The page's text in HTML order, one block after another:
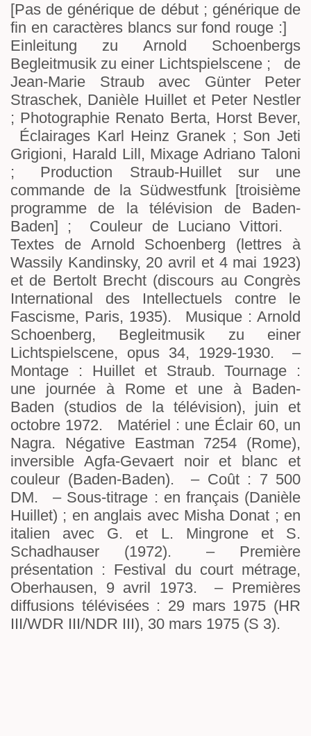
[Pas de générique de début ; générique de
fin en caractères blancs sur fond rouge :]
Einleitung zu Arnold Schoenbergs
Begleitmusik zu einer Lichtspielscene ; de
Jean-Marie Straub avec Günter Peter
Straschek, Danièle Huillet et Peter Nestler
; Photographie Renato Berta, Horst Bever,
Éclairages Karl Heinz Granek ; Son Jeti
Grigioni, Harald Lill, Mixage Adriano Taloni
; Production Straub-Huillet sur une
commande de la Südwestfunk [troisième
programme de la télévision de Baden-
Baden] ; Couleur de Luciano Vittori.
Textes de Arnold Schoenberg (lettres à
Wassily Kandinsky, 20 avril et 4 mai 1923)
et de Bertolt Brecht (discours au Congrès
International des Intellectuels contre le
Fascisme, Paris, 1935). Musique : Arnold
Schoenberg, Begleitmusik zu einer
Lichtspielscene, opus 34, 1929-1930. –
Montage : Huillet et Straub. Tournage :
une journée à Rome et une à Baden-
Baden (studios de la télévision), juin et
octobre 1972. Matériel : une Éclair 60, un
Nagra. Négative Eastman 7254 (Rome),
inversible Agfa-Gevaert noir et blanc et
couleur (Baden-Baden). – Coût : 7 500
DM. – Sous-titrage : en français (Danièle
Huillet) ; en anglais avec Misha Donat ; en
italien avec G. et L. Mingrone et S.
Schadhauser (1972). – Première
présentation : Festival du court métrage,
Oberhausen, 9 avril 1973. – Premières
diffusions télévisées : 29 mars 1975 (HR
III/WDR III/NDR III), 30 mars 1975 (S 3).